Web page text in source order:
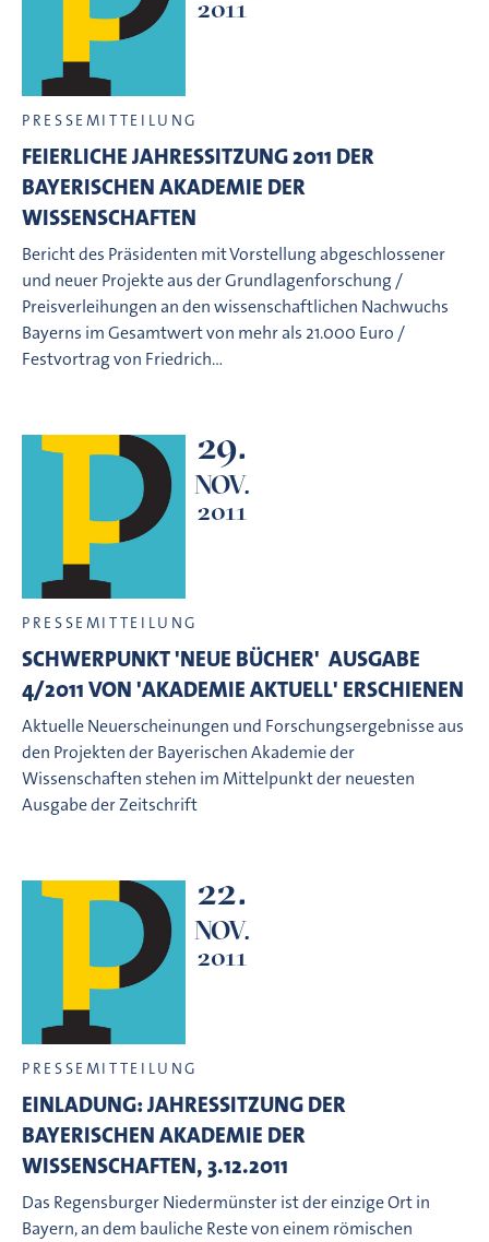
2011
PRESSEMITTEILUNG
FEIERLICHE JAHRESSITZUNG 2011 DER
BAYERISCHEN AKADEMIE DER
WISSENSCHAFTEN
Bericht des Präsidenten mit Vorstellung abgeschlossener
und neuer Projekte aus der Grundlagenforschung /
Preisverleihungen an den wissenschaftlichen Nachwuchs
Bayerns im Gesamtwert von mehr als 21.000 Euro /
Festvortrag von Friedrich…
29.
NOV.
2011
PRESSEMITTEILUNG
SCHWERPUNKT 'NEUE BÜCHER'  AUSGABE
4/2011 VON 'AKADEMIE AKTUELL' ERSCHIENEN
Aktuelle Neuerscheinungen und Forschungsergebnisse aus
den Projekten der Bayerischen Akademie der
Wissenschaften stehen im Mittelpunkt der neuesten
Ausgabe der Zeitschrift
22.
NOV.
2011
PRESSEMITTEILUNG
EINLADUNG: JAHRESSITZUNG DER
BAYERISCHEN AKADEMIE DER
WISSENSCHAFTEN, 3.12.2011
Das Regensburger Niedermünster ist der einzige Ort in
Bayern, an dem bauliche Reste von einem römischen